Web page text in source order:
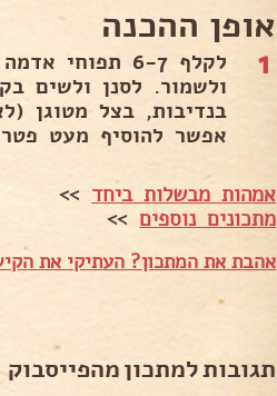
אופן ההכנה
1
לקלף 6-7
ולשמור. לסנן ולשים
בנדיבות, בצל מטוגן
אפשר להוסיף מעט
אמהות מבשלות ביחד >>
מתכונים נוספים>>
אהבת את המתכון? העתיקי את
תגובות למתכון מהפייסבוק